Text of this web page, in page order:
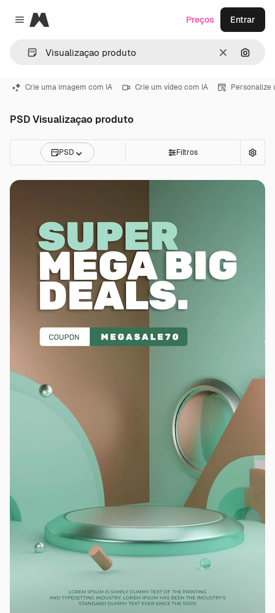
Close menu
Magnific
Limpar
Preços Entrar
Crie uma imagem com IA Crie um vídeo com IA Personalize
PSD Visualizaçao produto
PSD Filtros